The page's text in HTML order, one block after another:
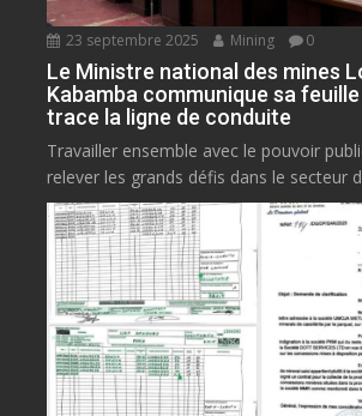
23 septembre 2025 Mining 0
Le Ministre national des mines
Kabamba communique sa
trace la ligne de conduite
Travailler ensemble avec le pouvoir
relever les grands défis dans le secteur